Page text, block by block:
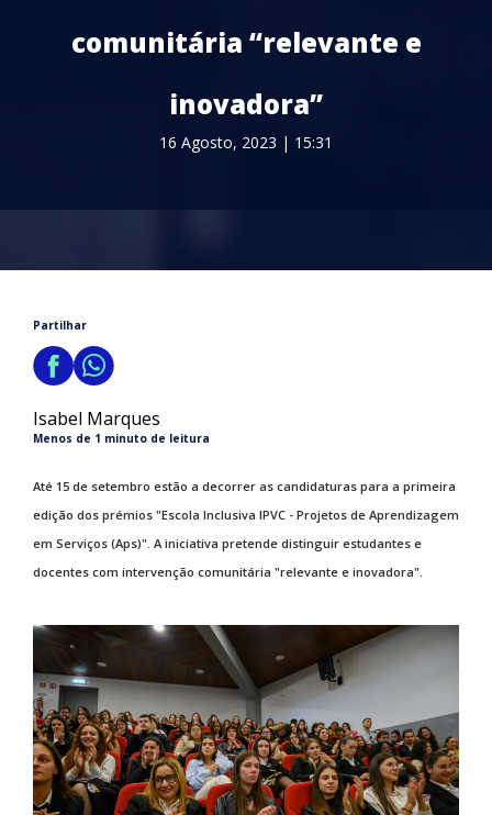
comunitária “relevante e
inovadora”
16 Agosto, 2023 | 15:31
Partilhar
Isabel Marques
Menos de 1 minuto de leitura
Até 15 de setembro estão a decorrer as candidaturas para a primeira
edição dos prémios "Escola Inclusiva IPVC - Projetos de Aprendizagem
em Serviços (Aps)". A iniciativa pretende distinguir estudantes e
docentes com intervenção comunitária "relevante e inovadora".